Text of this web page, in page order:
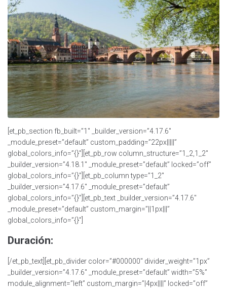
[et_pb_section fb_built=”1″ _builder_version=”4.17.6″
_module_preset=”default” custom_padding=”22px|||||”
global_colors_info=”{}”][et_pb_row column_structure=”1_2,1_2″
_builder_version=”4.18.1″ _module_preset=”default” locked=”off”
global_colors_info=”{}”][et_pb_column type=”1_2″
_builder_version=”4.17.6″ _module_preset=”default”
global_colors_info=”{}”][et_pb_text _builder_version=”4.17.6″
_module_preset=”default” custom_margin=”||1px|||”
global_colors_info=”{}”]
Duración:
[/et_pb_text][et_pb_divider color=”#000000″ divider_weight=”1px”
_builder_version=”4.17.6″ _module_preset=”default” width=”5%”
module_alignment=”left” custom_margin=”|4px||||” locked=”off”